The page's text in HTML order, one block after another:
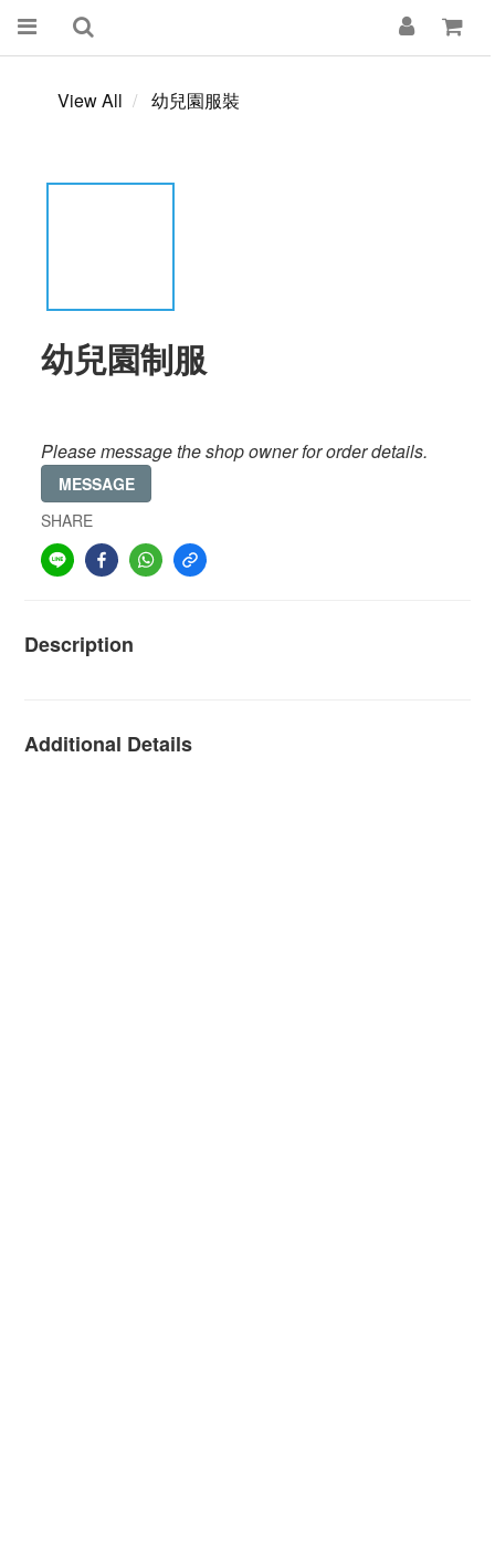
View All 幼兒園服裝
幼兒園制服
Please message the shop owner for order details.
MESSAGE
SHARE
Description
Additional Details